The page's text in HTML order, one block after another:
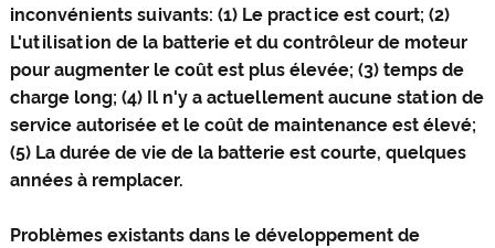
inconvénients suivants: (1) Le practice est court; (2)
L'utilisation de la batterie et du contrôleur de moteur
pour augmenter le coût est plus élevée; (3) temps de
charge long; (4) Il n'y a actuellement aucune station de
service autorisée et le coût de maintenance est élevé;
(5) La durée de vie de la batterie est courte, quelques
années à remplacer.
Problèmes existants dans le développement de